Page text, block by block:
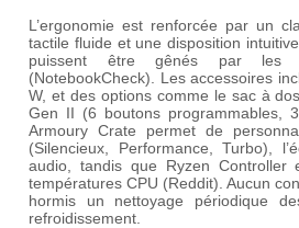
L’ergonomie est renforcée par un
tactile fluide et une disposition
puissent être gênés par les
(NotebookCheck). Les accessoires
W, et des options comme le sac à
Gen II (6 boutons programmables,
Armoury Crate permet de
(Silencieux, Performance, Turbo),
audio, tandis que Ryzen Controller
températures CPU (Reddit). Aucun
hormis un nettoyage périodique
refroidissement.